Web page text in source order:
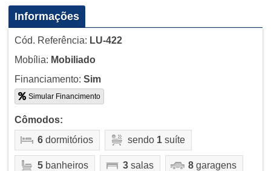
Informações
Cód. Referência: LU-422
Mobília: Mobiliado
Financiamento: Sim
Simular Financimento
Cômodos:
6dormitórios sendo 1suíte
5banheiros 3salas 8garagens